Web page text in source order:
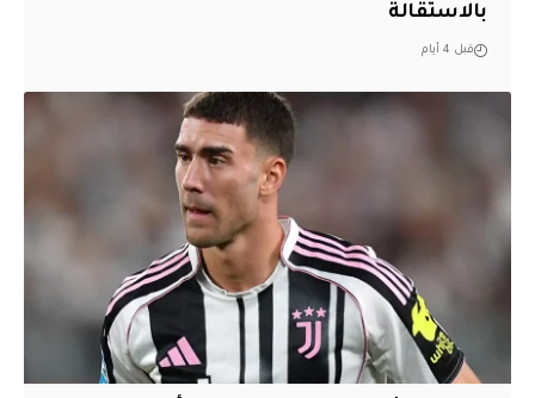
بالاستقالة
قبل 4 أيام